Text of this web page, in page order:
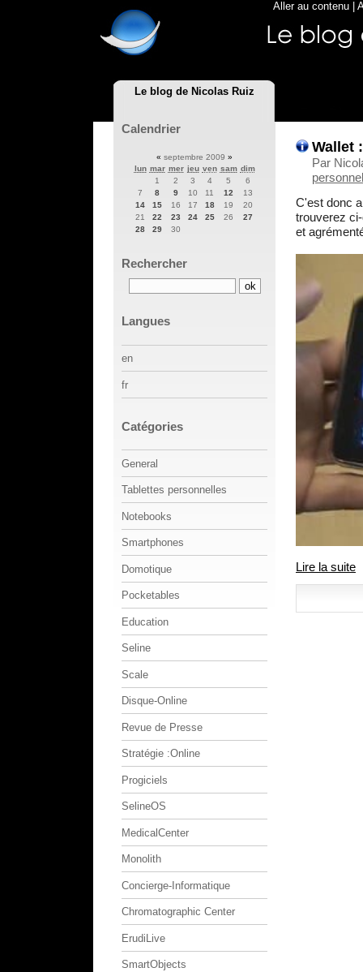
Le blog de Nicolas Ruiz
Aller au contenu
Wallet
Par
C'est donc
trouverez
et
Lire la suite
Calendrier
« septembre 2009 »
lun mar mer jeu ven sam dim
1
2 3 4 5
6
7
8 9 10 11 12
13
14
15 16 17 18 19
20
21
22 23 24 25 26
27
28
29 30
Rechercher
Langues
en
fr
Catégories
General
Tablettes personnelles
Notebooks
Smartphones
Domotique
Pocketables
Education
Seline
Scale
Disque-Online
Revue de Presse
Stratégie :Online
Progiciels
SelineOS
MedicalCenter
Monolith
Concierge-Informatique
Chromatographic Center
ErudiLive
SmartObjects